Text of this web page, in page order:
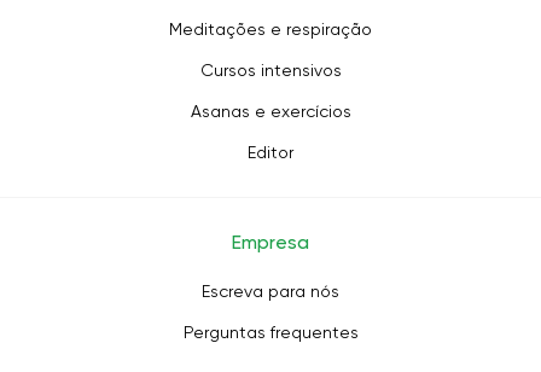
Meditações e respiração
Cursos intensivos
Asanas e exercícios
Editor
Empresa
Escreva para nós
Perguntas frequentes